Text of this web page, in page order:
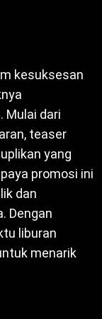
kesuksesan
Mulai dari
teaser
yang
promosi ini
dan
Dengan
liburan
menarik